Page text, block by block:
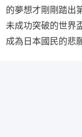
的夢想才剛剛踏出
未成功突破的世界
成為日本國民的悲